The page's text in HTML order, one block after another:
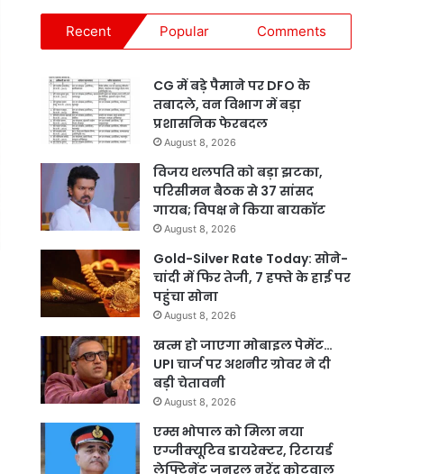
Recent Popular Comments
CG में बड़े पैमाने पर DFO के
तबादले, वन विभाग में बड़ा
प्रशासनिक फेरबदल
August 8, 2026
विजय थलपति को बड़ा झटका,
परिसीमन बैठक से 37 सांसद
गायब; विपक्ष ने किया बायकॉट
August 8, 2026
Gold-Silver Rate Today: सोने-
चांदी में फिर तेजी, 7 हफ्ते के हाई पर
पहुंचा सोना
August 8, 2026
खत्म हो जाएगा मोबाइल पेमेंट…
UPI चार्ज पर अशनीर ग्रोवर ने दी
बड़ी चेतावनी
August 8, 2026
एम्स भोपाल को मिला नया
एग्जीक्यूटिव डायरेक्टर, रिटायर्ड
लेफ्टिनेंट जनरल नरेंद्र कोटवाल